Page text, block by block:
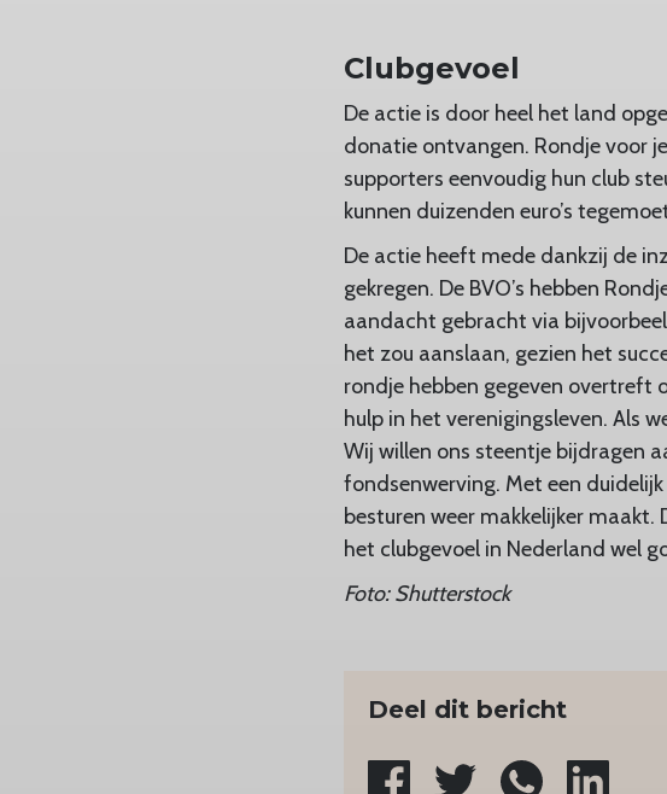
Clubgevoel
De actie is door heel het land
donatie ontvangen. Rondje voor
supporters eenvoudig hun club
kunnen duizenden euro’s
De actie heeft mede dankzij de
gekregen. De BVO’s hebben
aandacht gebracht via
het zou aanslaan, gezien het
rondje hebben gegeven overtreft
hulp in het verenigingsleven. Als
Wij willen ons steentje bijdragen
fondsenwerving. Met een
besturen weer makkelijker
het clubgevoel in Nederland wel
Foto: Shutterstock
Deel dit bericht